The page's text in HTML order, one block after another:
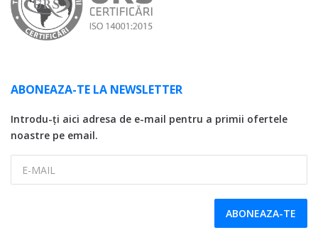
ABONEAZA-TE LA NEWSLETTER
Introdu-ți aici adresa de e-mail pentru a primii ofertele
noastre pe email.
ABONEAZA-TE